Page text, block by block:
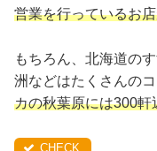
営業を行っているお
もちろん、北海道の
洲などはたくさんの
カの秋葉原には300軒